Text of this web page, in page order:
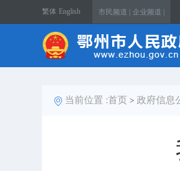
繁体 English 市民频道 | 企业频道 |
当前位置 :首页 > 政府信息